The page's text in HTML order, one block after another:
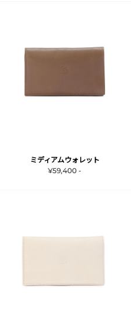
ミディアムウォレット
¥59,400 -